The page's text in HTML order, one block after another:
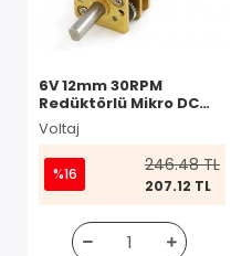
6V 12mm 30RPM
Redüktörlü Mikro DC
Motor
Voltaj
%16 246.48 TL
207.12 TL